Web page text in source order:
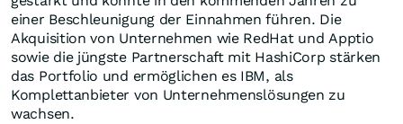
einer Beschleunigung der Einnahmen führen. Die
Akquisition von Unternehmen wie RedHat und Apptio
sowie die jüngste Partnerschaft mit HashiCorp stärken
das Portfolio und ermöglichen es IBM, als
Komplettanbieter von Unternehmenslösungen zu
wachsen.